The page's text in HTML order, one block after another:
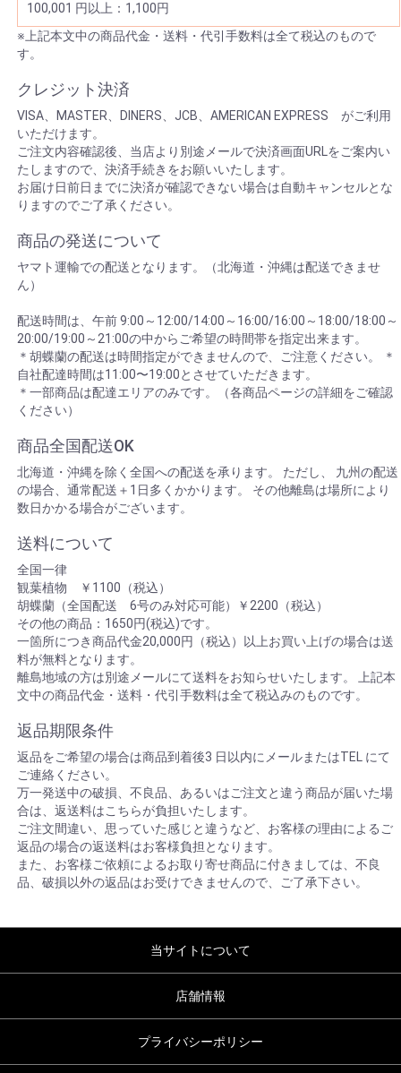
100,001 円以上：1,100円
※上記本文中の商品代金・送料・代引手数料は全て税込のもので
す。
クレジット決済
VISA、MASTER、DINERS、JCB、AMERICAN EXPRESS がご利用
いただけます。
ご注文内容確認後、当店より別途メールで決済画面URLをご案内い
たしますので、決済手続きをお願いいたします。
お届け日前日までに決済が確認できない場合は自動キャンセルとな
りますのでご了承ください。
商品の発送について
ヤマト運輸での配送となります。（北海道・沖縄は配送できませ
ん）
配送時間は、午前 9:00～12:00/14:00～16:00/16:00～18:00/18:00～
20:00/19:00～21:00の中からご希望の時間帯を指定出来ます。
＊胡蝶蘭の配送は時間指定ができませんので、ご注意ください。 ＊
自社配達時間は11:00〜19:00とさせていただきます。
＊一部商品は配達エリアのみです。（各商品ページの詳細をご確認
ください）
商品全国配送OK
北海道・沖縄を除く全国への配送を承ります。 ただし、 九州の配送
の場合、通常配送＋1日多くかかります。 その他離島は場所により
数日かかる場合がございます。
送料について
全国一律
観葉植物 ￥1100（税込）
胡蝶蘭（全国配送 6号のみ対応可能）￥2200（税込）
その他の商品：1650円(税込)です。
一箇所につき商品代金20,000円（税込）以上お買い上げの場合は送
料が無料となります。
離島地域の方は別途メールにて送料をお知らせいたします。 上記本
文中の商品代金・送料・代引手数料は全て税込みのものです。
返品期限条件
返品をご希望の場合は商品到着後3 日以内にメールまたはTEL にて
ご連絡ください。
万一発送中の破損、不良品、あるいはご注文と違う商品が届いた場
合は、返送料はこちらが負担いたします。
ご注文間違い、思っていた感じと違うなど、お客様の理由によるご
返品の場合の返送料はお客様負担となります。
また、お客様ご依頼によるお取り寄せ商品に付きましては、不良
品、破損以外の返品はお受けできませんので、ご了承下さい。
当サイトについて
店舗情報
プライバシーポリシー